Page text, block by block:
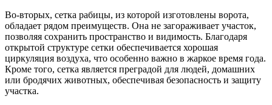
Во-вторых, сетка рабицы, из которой изготовлены ворота,
обладает рядом преимуществ. Она не загораживает участок,
позволяя сохранить пространство и видимость. Благодаря
открытой структуре сетки обеспечивается хорошая
циркуляция воздуха, что особенно важно в жаркое время года.
Кроме того, сетка является преградой для людей, домашних
или бродячих животных, обеспечивая безопасность и защиту
участка.